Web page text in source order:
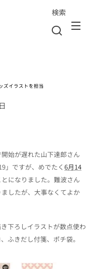
検索
ズイラストを担当
始が遅れた山下達郎さん
」ですが、めでたく 6月14
になりました。難波さん
したが、大事なくてよか
下ろしイラストが数点使わ
ふきだし付箋、ポチ袋。